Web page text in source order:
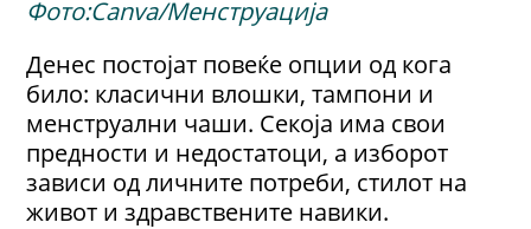
Фото:Canva/Менструација
Денес постојат повеќе опции од кога
било: класични влошки, тампони и
менструални чаши. Секоја има свои
предности и недостатоци, а изборот
зависи од личните потреби, стилот на
живот и здравствените навики.